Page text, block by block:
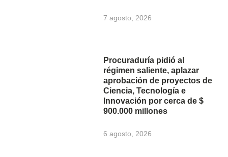
7 agosto, 2026
Procuraduría pidió al
régimen saliente, aplazar
aprobación de proyectos de
Ciencia, Tecnología e
Innovación por cerca de $
900.000 millones
6 agosto, 2026